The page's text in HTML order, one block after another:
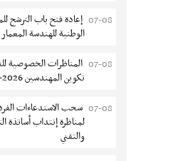
07-08 إعادة فتح باب الترشح
الوطنية للهندسة
07-08 المناظرات الخصوصية
تكوين المهندسين 2026-2027
07-08 سحب الاستدعاءات
لمناظرة إنتداب أساتذة
والتقني